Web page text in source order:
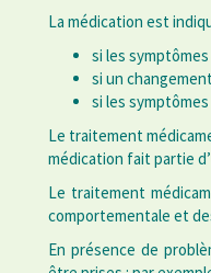
La médication est
si les
si un
si les
Le traitement
médication fait partie
Le traitement
comportementale et
En présence de